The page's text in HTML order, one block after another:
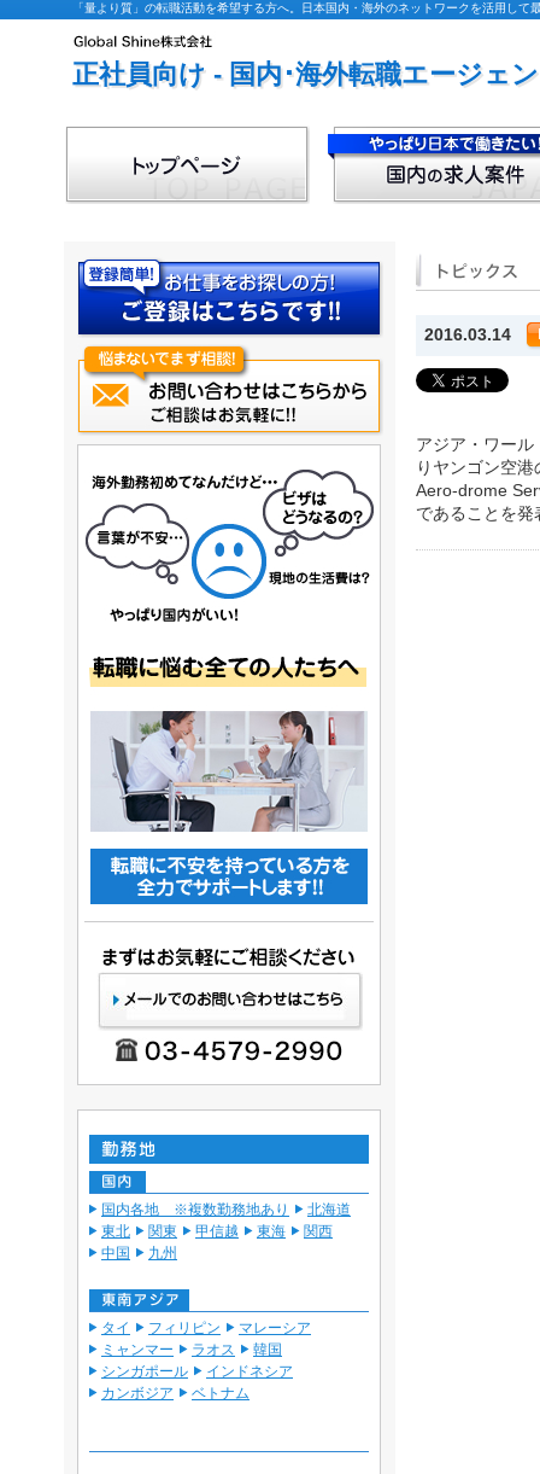
「量より質」の転職活動を希望する方へ。日本国内・海外のネットワークを活用し
正社員向け - 国内･海外転職エージェ
国内各地 ※複数勤務地あり
北海道
東北
関東 甲信越 東海
関西
中国
九州
タイ フィリピン
マレーシア
ミャンマー
ラオス
韓国
シンガポール
インドネシア
カンボジア
ベトナム
2016.03.14
アジア・ワー
りヤンゴン空
Aero-drome
であることを発